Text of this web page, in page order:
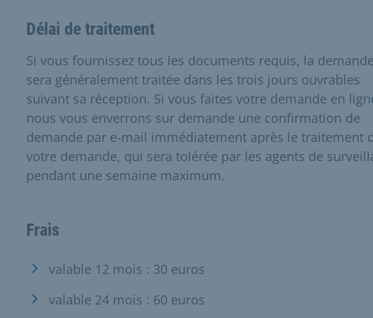
Délai de traitement
Si vous fournissez tous les documents requis, la demande
sera généralement traitée dans les trois jours ouvrables
suivant sa réception. Si vous faites votre demande en
nous vous enverrons sur demande une confirmation de
demande par e-mail immédiatement après le traitement
votre demande, qui sera tolérée par les agents de
pendant une semaine maximum.
Frais
valable 12 mois : 30 euros
valable 24 mois : 60 euros